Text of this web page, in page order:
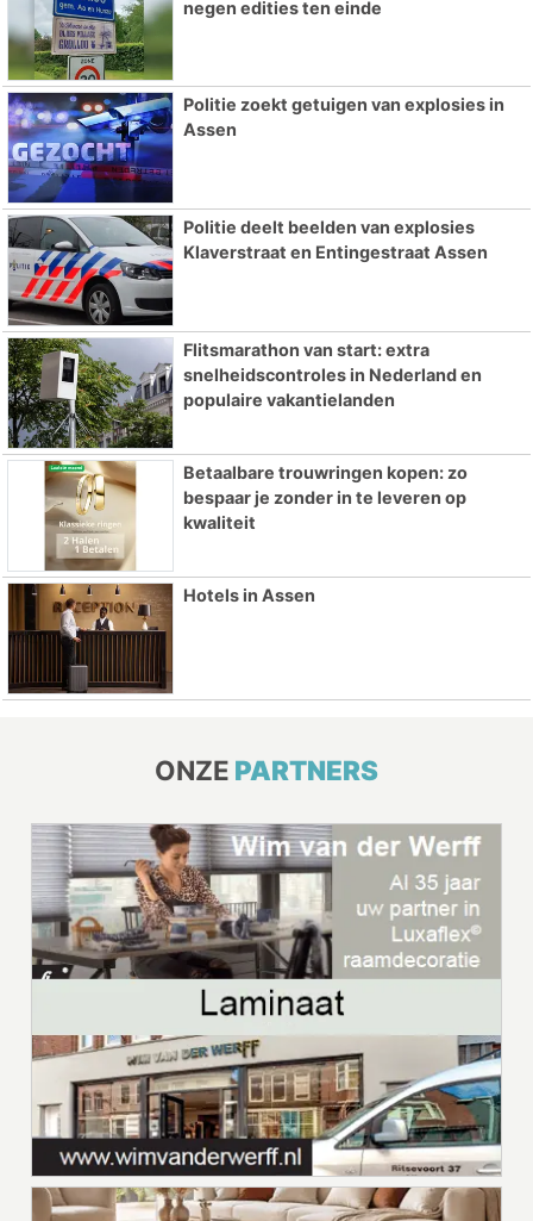
negen edities ten einde
Politie zoekt getuigen van explosies in
Assen
Politie deelt beelden van explosies
Klaverstraat en Entingestraat Assen
Flitsmarathon van start: extra
snelheidscontroles in Nederland en
populaire vakantielanden
Betaalbare trouwringen kopen: zo
bespaar je zonder in te leveren op
kwaliteit
Hotels in Assen
ONZE PARTNERS